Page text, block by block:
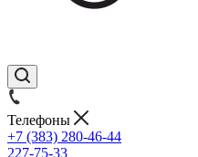
Телефоны
+7 (383) 280-46-44
227-75-33